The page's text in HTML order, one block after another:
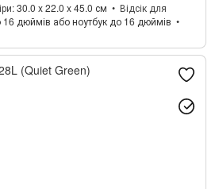
30.0 x 22.0 x 45.0 см
Відсік для
дюймів або ноутбук до 16 дюймів